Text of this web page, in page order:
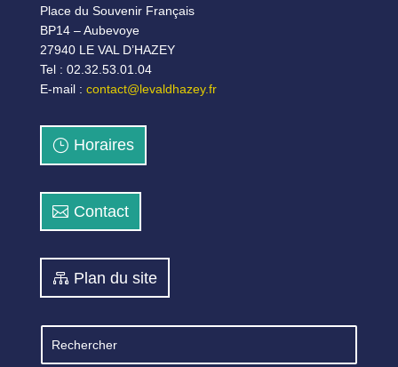
Place du Souvenir Français
BP14 – Aubevoye
27940 LE VAL D’HAZEY
Tel : 02.32.53.01.04
E-mail : contact@levaldhazey.fr
Horaires
Contact
Plan du site